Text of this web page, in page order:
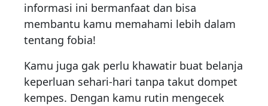
informasi ini bermanfaat dan bisa
membantu kamu memahami lebih dalam
tentang fobia!
Kamu juga gak perlu khawatir buat belanja
keperluan sehari-hari tanpa takut dompet
kempes. Dengan kamu rutin mengecek